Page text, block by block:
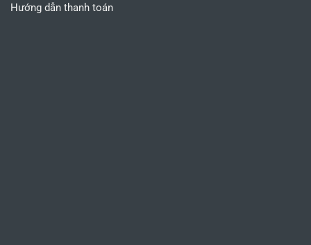
Hướng dẫn thanh toán